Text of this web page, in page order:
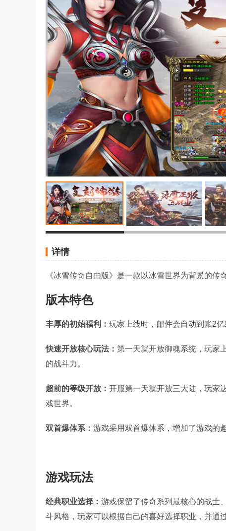
详情
《冰雪传奇自由版》是一款以冰雪世界为背景的传
版本特色
丰厚的初始福利： 玩家上线时，邮件会自动到账2
快速开放核心玩法： 第一天就开放御魂系统，玩家
的战斗力。
超前的等级开放： 开服第一天就开放三大陆，玩家
戏世界。
双首爆体系： 游戏采用双首爆体系，增加了游戏的
游戏玩法
经典职业选择： 游戏保留了传奇系列最核心的战士
斗风格，玩家可以根据自己的喜好选择职业，并通